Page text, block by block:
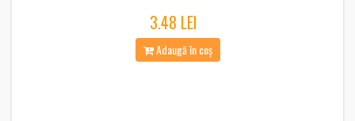
3.48 LEI
Adaugă în coș